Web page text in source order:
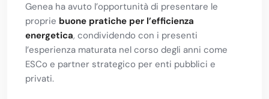
Genea ha avuto l’opportunità di presentare le
proprie buone pratiche per l’efficienza
energetica, condividendo con i presenti
l’esperienza maturata nel corso degli anni come
ESCo e partner strategico per enti pubblici e
privati.